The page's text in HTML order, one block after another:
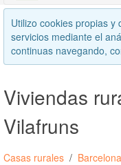
Utilizo cookies propias
servicios mediante el
continuas navegando,
Viviendas
Vilafruns
Casas rurales Barcelona